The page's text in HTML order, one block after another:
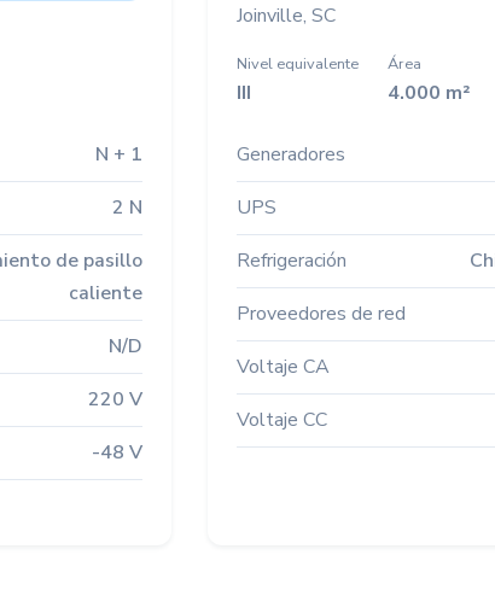
N + 1
2 N
de pasillo
caliente
N/D
220 V
-48 V
Joinville, SC
Nivel equivalente
III
Área
4.000 m²
Generadores
UPS
Refrigeración
Proveedores de red
Voltaje CA
Voltaje CC